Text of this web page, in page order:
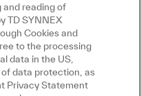
and reading of
TD SYNNEX
Cookies and
to the processing
data in the US,
data protection, as
Privacy Statement